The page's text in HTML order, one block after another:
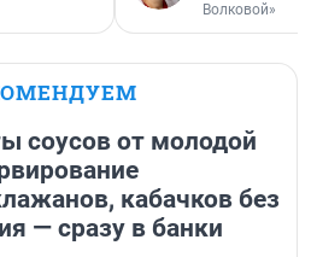
Волковой»
соусов от молодой
кабачков без
— сразу в банки